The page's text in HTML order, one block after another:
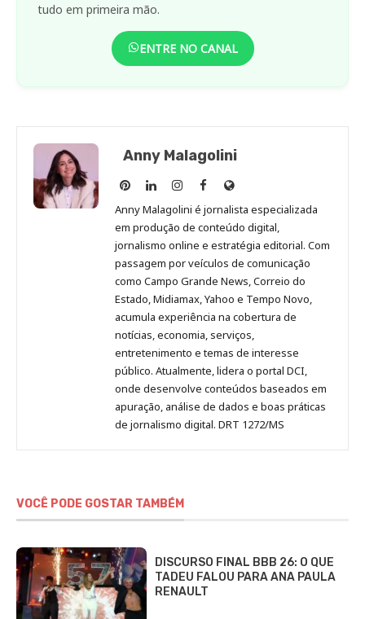
tudo em primeira mão.
ENTRE NO CANAL
Anny Malagolini
Anny
Malagolini
no
Pinterest
Anny
Malagolini
no
LinkedIn
Anny
Malagolini
no
Instagram
Anny
Malagolini
no
Facebook
Site
de
Anny
Malagolini
Anny Malagolini é jornalista especializada
em produção de conteúdo digital,
jornalismo online e estratégia editorial. Com
passagem por veículos de comunicação
como Campo Grande News, Correio do
Estado, Midiamax, Yahoo e Tempo Novo,
acumula experiência na cobertura de
notícias, economia, serviços,
entretenimento e temas de interesse
público. Atualmente, lidera o portal DCI,
onde desenvolve conteúdos baseados em
apuração, análise de dados e boas práticas
de jornalismo digital. DRT 1272/MS
VOCÊ PODE GOSTAR TAMBÉM
DISCURSO FINAL BBB 26: O QUE
TADEU FALOU PARA ANA PAULA
RENAULT